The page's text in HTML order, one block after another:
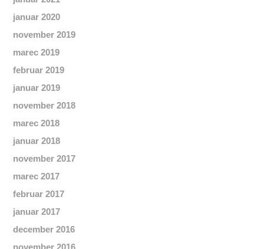
januar 2020
november 2019
marec 2019
februar 2019
januar 2019
november 2018
marec 2018
januar 2018
november 2017
marec 2017
februar 2017
januar 2017
december 2016
november 2016